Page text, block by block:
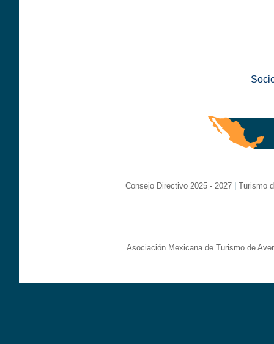
Consejo Directivo 2025 - 2027| Turismo
Asociación Mexicana de Turismo de